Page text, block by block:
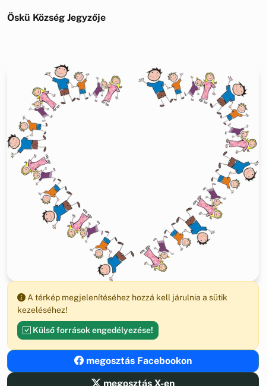
Öskü Község Jegyzője
A térkép megjelenítéséhez hozzá kell járulnia a sütik
kezeléséhez!
Külső források engedélyezése!
megosztás Facebookon
megosztás X-en